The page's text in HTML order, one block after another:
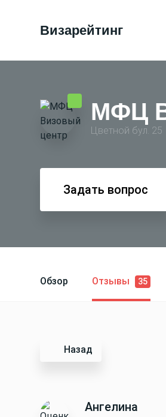
Визарейтинг
МФЦ
Цветной бул. 25
Задать вопрос
Обзор Отзывы 35
Назад
Ангелина